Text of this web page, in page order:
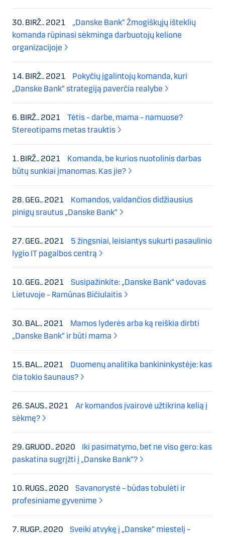
30. BIRŽ.. 2021
„Danske Bank“ Žmogiškųjų išteklių
komanda rūpinasi sėkminga darbuotojų kelione
organizacijoje
14. BIRŽ.. 2021
Pokyčių įgalintojų komanda, kuri
„Danske Bank“ strategiją paverčia realybe
6. BIRŽ.. 2021
Tėtis – darbe, mama – namuose?
Stereotipams metas trauktis
1. BIRŽ.. 2021
Komanda, be kurios nuotolinis darbas
būtų sunkiai įmanomas. Kas jie?
28. GEG.. 2021
Komandos, valdančios didžiausius
pinigų srautus „Danske Bank“
27. GEG.. 2021
5 žingsniai, leisiantys sukurti pasaulinio
lygio IT pagalbos centrą
10. GEG.. 2021
Susipažinkite: „Danske Bank“ vadovas
Lietuvoje – Ramūnas Bičiulaitis
30. BAL.. 2021
Mamos lyderės arba ką reiškia dirbti
„Danske Bank“ ir būti mama
15. BAL.. 2021
Duomenų analitika bankininkystėje: kas
čia tokio šaunaus?
26. SAUS.. 2021
Ar komandos įvairovė užtikrina kelią į
sėkmę?
29. GRUOD.. 2020
Iki pasimatymo, bet ne viso gero: kas
paskatina sugrįžti į „Danske Bank“?
10. RUGS.. 2020
Savanorystė – būdas tobulėti ir
profesiniame gyvenime
7. RUGP.. 2020
Sveiki atvykę į „Danske“ miestelį –